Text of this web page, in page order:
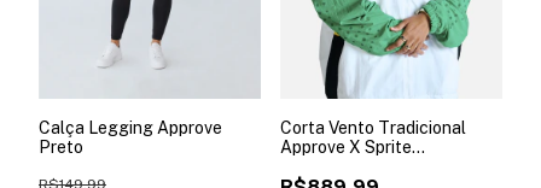
Calça Legging Approve
Preto
Corta Vento Tradicional
Approve X Sprite